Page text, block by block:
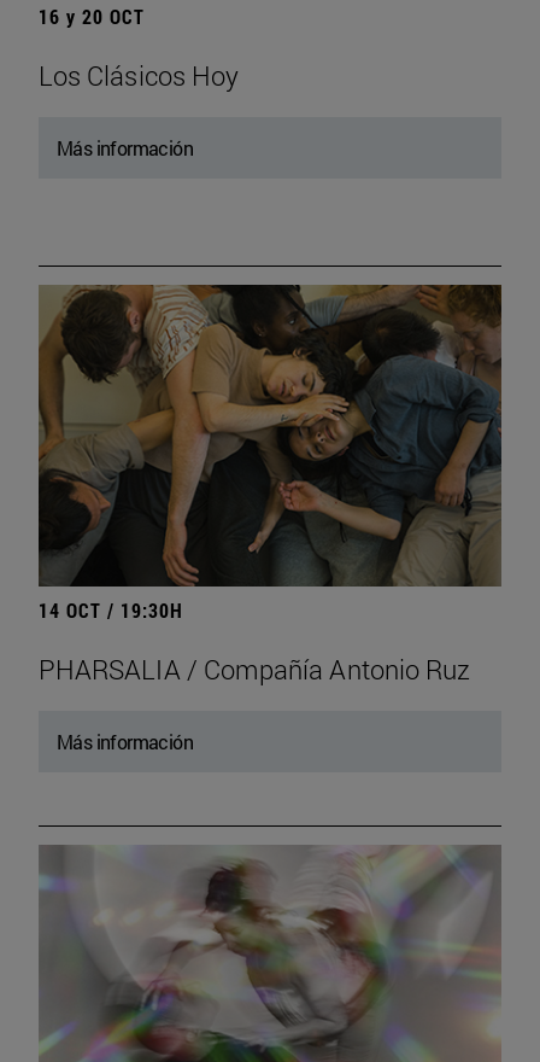
16 y 20 OCT
Los Clásicos Hoy
Más información
14 OCT / 19:30H
PHARSALIA / Compañía Antonio Ruz
Más información